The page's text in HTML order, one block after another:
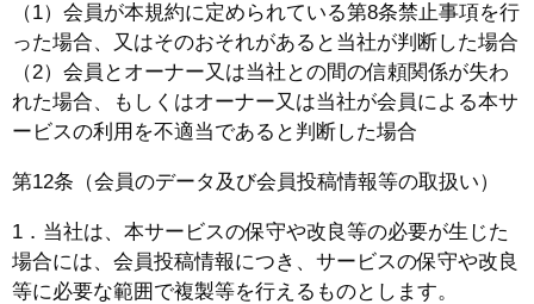
（1）会員が本規約に定められている第8条禁止事項を行
った場合、又はそのおそれがあると当社が判断した場合
（2）会員とオーナー又は当社との間の信頼関係が失わ
れた場合、もしくはオーナー又は当社が会員による本サ
ービスの利用を不適当であると判断した場合
第12条（会員のデータ及び会員投稿情報等の取扱い）
1．当社は、本サービスの保守や改良等の必要が生じた
場合には、会員投稿情報につき、サービスの保守や改良
等に必要な範囲で複製等を行えるものとします。